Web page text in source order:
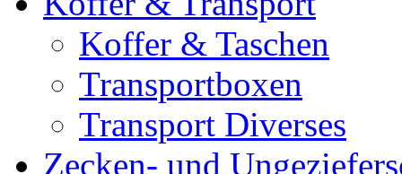
Koffer & Taschen
Transportboxen
Transport Diverses
Zecken- und